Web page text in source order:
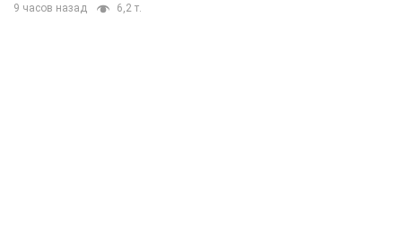
9 часов назад 6,2 т.